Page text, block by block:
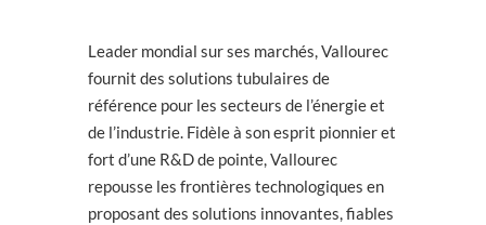
Leader mondial sur ses marchés, Vallourec
fournit des solutions tubulaires de
référence pour les secteurs de l’énergie et
de l’industrie. Fidèle à son esprit pionnier et
fort d’une R&D de pointe, Vallourec
repousse les frontières technologiques en
proposant des solutions innovantes, fiables